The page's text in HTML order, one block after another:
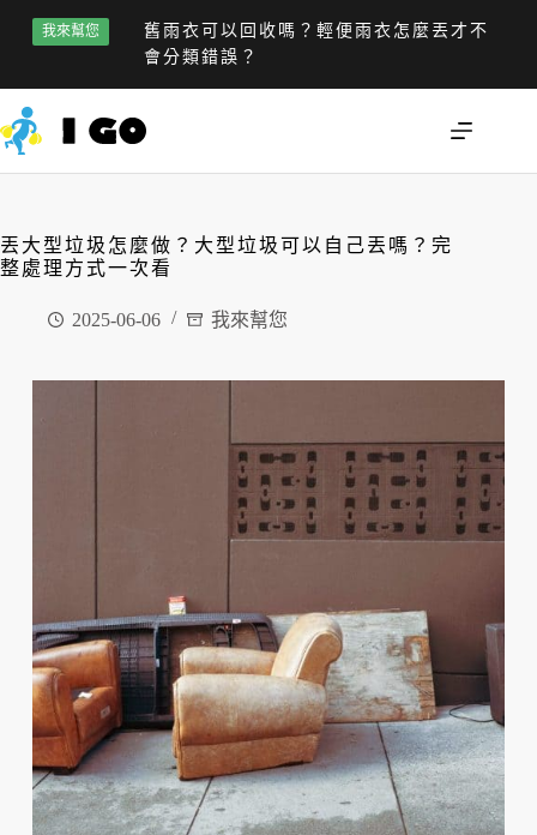
我來幫您
舊雨衣可以回收嗎？輕便雨衣怎麼丟才不
會分類錯誤？
丟大型垃圾怎麼做？大型垃圾可以自己丟嗎？完
整處理方式一次看
2025-06-06 我來幫您